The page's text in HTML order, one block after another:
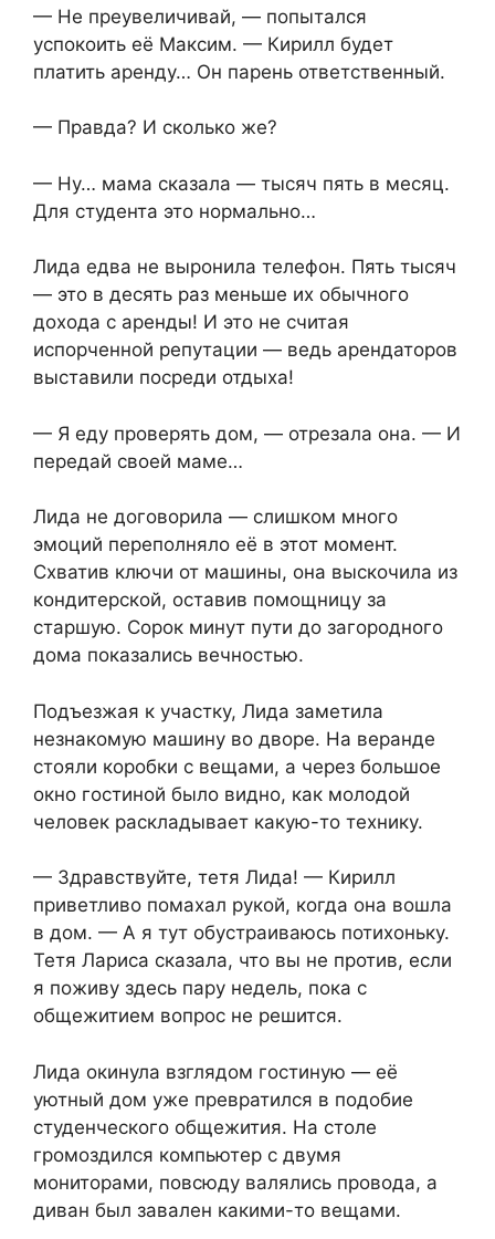
— Не преувеличивай, — попытался
успокоить её Максим. — Кирилл будет
платить аренду… Он парень ответственный.
— Правда? И сколько же?
— Ну… мама сказала — тысяч пять в месяц.
Для студента это нормально…
Лида едва не выронила телефон. Пять тысяч
— это в десять раз меньше их обычного
дохода с аренды! И это не считая
испорченной репутации — ведь арендаторов
выставили посреди отдыха!
— Я еду проверять дом, — отрезала она. — И
передай своей маме…
Лида не договорила — слишком много
эмоций переполняло её в этот момент.
Схватив ключи от машины, она выскочила из
кондитерской, оставив помощницу за
старшую. Сорок минут пути до загородного
дома показались вечностью.
Подъезжая к участку, Лида заметила
незнакомую машину во дворе. На веранде
стояли коробки с вещами, а через большое
окно гостиной было видно, как молодой
человек раскладывает какую-то технику.
— Здравствуйте, тетя Лида! — Кирилл
приветливо помахал рукой, когда она вошла
в дом. — А я тут обустраиваюсь потихоньку.
Тетя Лариса сказала, что вы не против, если
я поживу здесь пару недель, пока с
общежитием вопрос не решится.
Лида окинула взглядом гостиную — её
уютный дом уже превратился в подобие
студенческого общежития. На столе
громоздился компьютер с двумя
мониторами, повсюду валялись провода, а
диван был завален какими-то вещами.